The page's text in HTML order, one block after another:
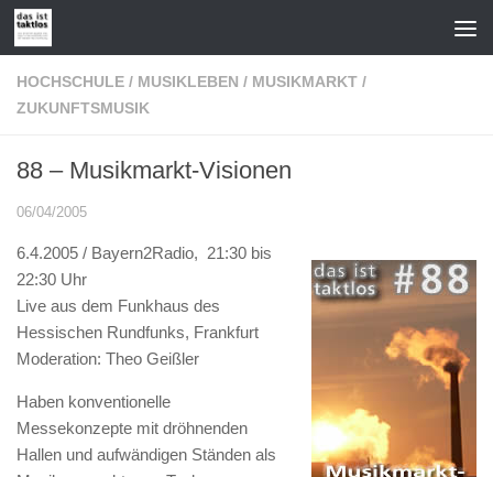
Zum Inhalt springen
HOCHSCHULE / MUSIKLEBEN / MUSIKMARKT /
ZUKUNFTSMUSIK
88 – Musikmarkt-Visionen
06/04/2005
6.4.2005 / Bayern2Radio, 21:30 bis
22:30 Uhr
Live aus dem Funkhaus des
Hessischen Rundfunks, Frankfurt
Moderation: Theo Geißler
Haben konventionelle
Messekonzepte mit dröhnenden
Hallen und aufwändigen Ständen als